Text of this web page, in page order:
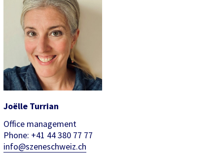
Joëlle Turrian
Office management
Phone: +41 44 380 77 77
info@szeneschweiz.ch